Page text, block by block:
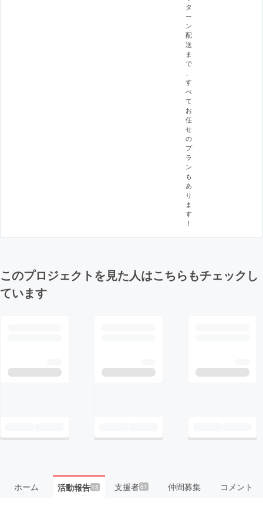
タ
ー
ン
配
送
ま
で
す
べ
て
お
任
せ
の
プ
ラ
ン
も
あ
り
ま
す
！
このプロジェクトを見た人はこちらもチェックし
ています
ホーム 活動報告13 支援者61 仲間募集 コメント